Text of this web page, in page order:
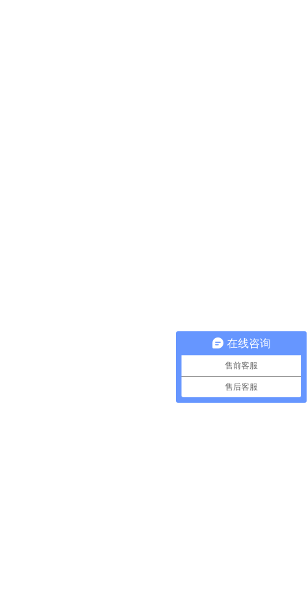
在线咨询
售前客服
售后客服